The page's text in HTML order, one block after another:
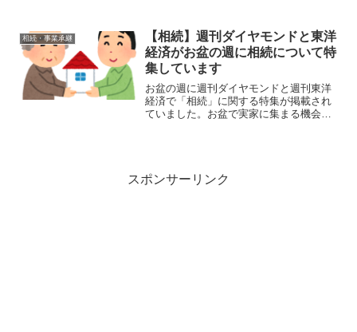
相続・事業承継
【相続】週刊ダイヤモンドと東洋
経済がお盆の週に相続について特
集しています
お盆の週に週刊ダイヤモンドと週刊東洋
経済で「相続」に関する特集が掲載され
ていました。お盆で実家に集まる機会が
スポンサーリンク